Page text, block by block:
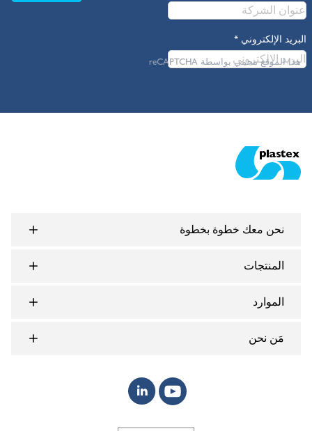
البريد الإلكتروني *
هذا الموقع محمي بواسطة reCAPTCHA
نحن معك خطوة بخطوة
المنتجات
الموارد
مَن نحن